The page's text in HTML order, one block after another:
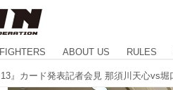
FIGHTERS ABOUT US RULES